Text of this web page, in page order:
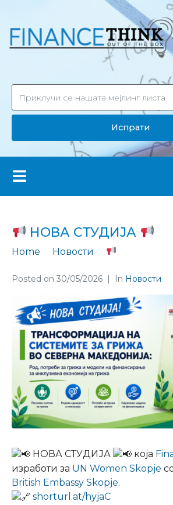
Испрати
НОВА СТУДИЈА
Home Новости
Posted on 30/05/2026 In Новости
НОВА СТУДИЈА која
изработи за UN Women Skopje
British Embassy Skopje.
shorturl.at/hyjaC